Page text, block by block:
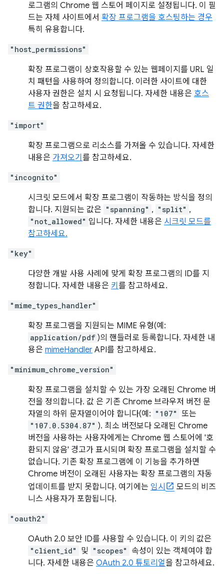
로그램의 Chrome 웹 스토어 페이지로 설정됩니다. 이 필
드는 자체 사이트에서 확장 프로그램을 호스팅하는 경우
특히 유용합니다.
"host_permissions"
확장 프로그램이 상호작용할 수 있는 웹페이지를 URL 일
치 패턴을 사용하여 정의합니다. 이러한 사이트에 대한
사용자 권한은 설치 시 요청됩니다. 자세한 내용은 호스
트 권한을 참고하세요.
"import"
확장 프로그램으로 리소스를 가져올 수 있습니다. 자세한
내용은 가져오기 를 참고하세요.
"incognito"
시크릿 모드에서 확장 프로그램이 작동하는 방식을 정의
합니다. 지원되는 값은 "spanning" , "split" ,
"not_allowed" 입니다. 자세한 내용은 시크릿 모드를
참고하세요.
"key"
다양한 개발 사용 사례에 맞게 확장 프로그램의 ID를 지
정합니다. 자세한 내용은 키 를 참고하세요.
"mime_types_handler"
확장 프로그램을 지원되는 MIME 유형(예:
application/pdf )의 핸들러로 등록합니다. 자세한 내
용은 mimeHandler API를 참고하세요.
"minimum_chrome_version"
확장 프로그램을 설치할 수 있는 가장 오래된 Chrome 버
전을 정의합니다. 값 은 기존 Chrome 브라우저 버전 문
자열의 하위 문자열이어야 합니다(예: "107" 또는
"107.0.5304.87" ). 최소 버전보다 오래된 Chrome
버전을 사용하는 사용자에게는 Chrome 웹 스토어에 '호
환되지 않음' 경고가 표시되며 확장 프로그램을 설치할 수
없습니다. 기존 확장 프로그램에 이 기능을 추가하면
Chrome 버전이 오래된 사용자는 확장 프로그램의 자동
업데이트를 받지 못합니다. 여기에는 임시
모드의 비즈
니스 사용자가 포함됩니다.
"oauth2"
OAuth 2.0 보안 ID를 사용할 수 있습니다. 이 키의 값은
"client_id" 및 "scopes"
속성이 있는 객체여야 합
니다. 자세한 내용은 OAuth 2.0 튜토리얼을 참고하세요.